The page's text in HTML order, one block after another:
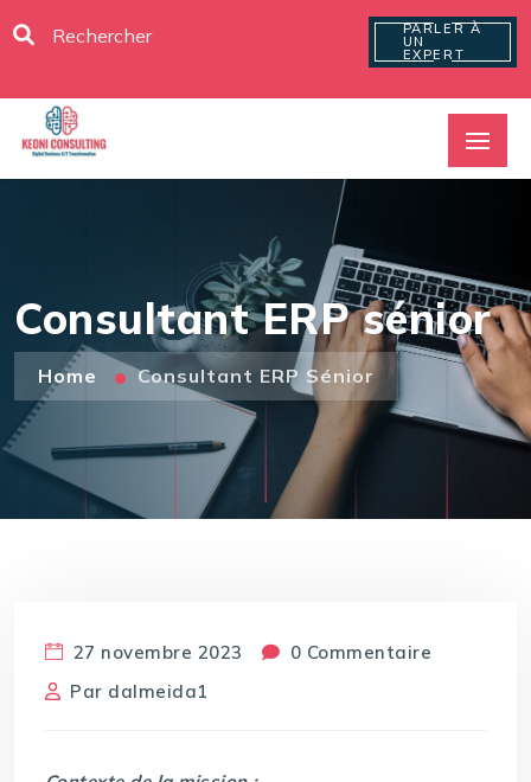
PARLER À
UN
EXPERT
Consultant ERP sénior
Home Consultant ERP Sénior
27 novembre 2023
0 Commentaire
Par dalmeida1